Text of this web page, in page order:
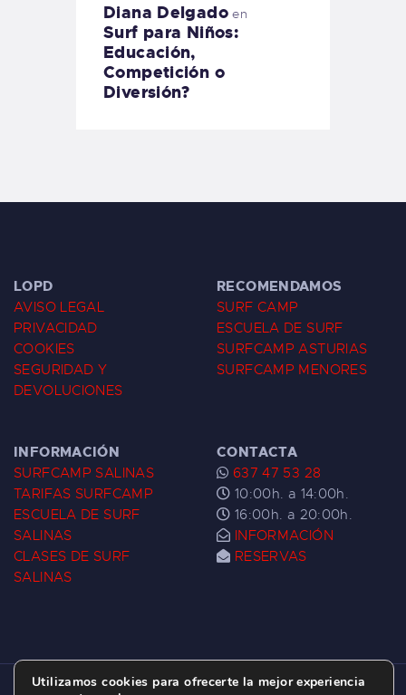
Diana Delgadoen
Surf para Niños:
Educación,
Competición o
Diversión?
LOPD
AVISO LEGAL
PRIVACIDAD
COOKIES
SEGURIDAD Y
DEVOLUCIONES
RECOMENDAMOS
SURF CAMP
ESCUELA DE SURF
SURFCAMP ASTURIAS
SURFCAMP MENORES
INFORMACIÓN
SURFCAMP SALINAS
TARIFAS SURFCAMP
ESCUELA DE SURF
SALINAS
CLASES DE SURF
SALINAS
CONTACTA
637 47 53 28
10:00h. a 14:00h.
16:00h. a 20:00h.
INFORMACIÓN
RESERVAS
Utilizamos cookies para ofrecerte la mejor experiencia